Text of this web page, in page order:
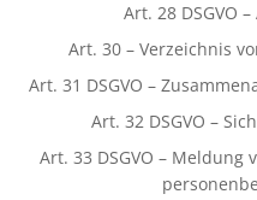
Art. 28 DSGVO
Art. 30 – Verzeichnis
Art. 31 DSGVO –
Art. 32 DSGVO –
Art. 33 DSGVO – Meldung